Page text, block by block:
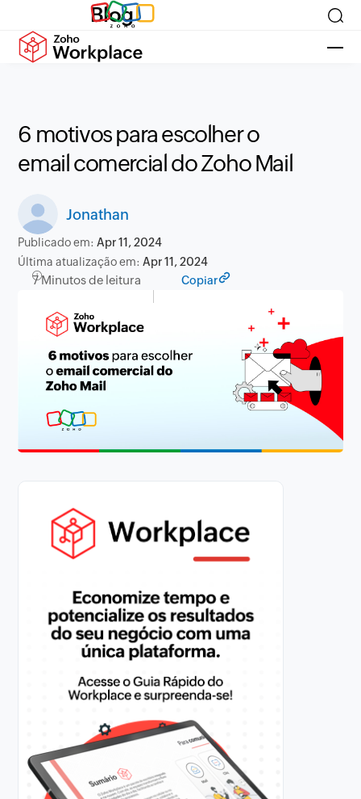
Blog
6 motivos para escolher o
email comercial do Zoho Mail
Jonathan
Publicado em:Apr 11, 2024
Última atualização em:Apr 11, 2024
7 Minutos de leitura Copiar